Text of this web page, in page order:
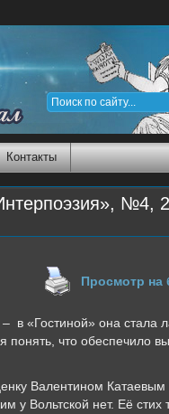
Контакты
№4,
Просмотр на
она стала
понять, что обеспечило
Валентином Катаевым
у Вольтской нет. Её стих